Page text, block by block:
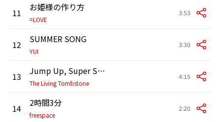
11 お姫様の作り方
=LOVE
3:53
12 SUMMER SONG
YUI
3:30
13 Jump Up, Super Star!
The Living Tombstone
4:15
14 2時間3分
freespace
2:20